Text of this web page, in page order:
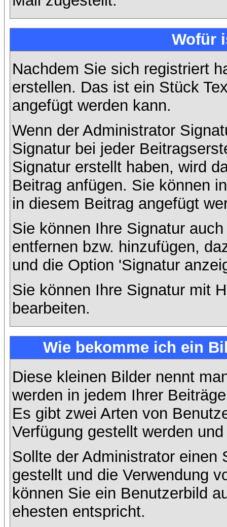
Wofür
Nachdem Sie sich registriert
erstellen. Das ist ein Stück
angefügt werden kann.
Wenn der Administrator
Signatur bei jeder
Signatur erstellt haben, wird
Beitrag anfügen. Sie können
in diesem Beitrag angefügt
Sie können Ihre Signatur
entfernen bzw. hinzufügen,
und die Option 'Signatur
Sie können Ihre Signatur mit
bearbeiten.
Wie bekomme ich ein
Diese kleinen Bilder nennt
werden in jedem Ihrer
Es gibt zwei Arten von
Verfügung gestellt werden
Sollte der Administrator einen
gestellt und die Verwendung
können Sie ein Benutzerbild
ehesten entspricht.